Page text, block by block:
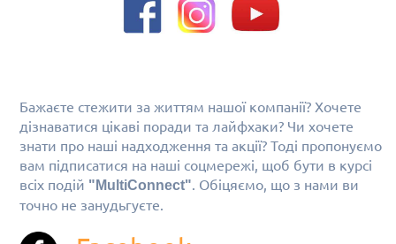
Бажаєте стежити за життям нашої компанії? Хочете
дізнаватися цікаві поради та лайфхаки? Чи хочете
знати про наші надходження та акції? Тоді пропонуємо
вам підписатися на наші соцмережі, щоб бути в курсі
всіх подій "MultiConnect". Обіцяємо, що з нами ви
точно не занудьгуєте.